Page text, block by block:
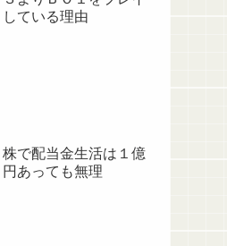
している理由
株で配当金生活は１億
円あっても無理